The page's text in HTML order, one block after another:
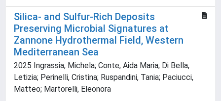
Silica- and Sulfur-Rich Deposits
Preserving Microbial Signatures at
Zannone Hydrothermal Field, Western
Mediterranean Sea
2025 Ingrassia, Michela; Conte, Aida Maria; Di Bella,
Letizia; Perinelli, Cristina; Ruspandini, Tania; Paciucci,
Matteo; Martorelli, Eleonora